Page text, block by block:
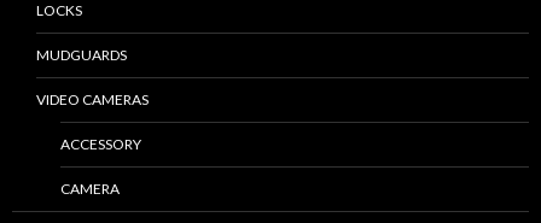
LOCKS
MUDGUARDS
VIDEO CAMERAS
ACCESSORY
CAMERA